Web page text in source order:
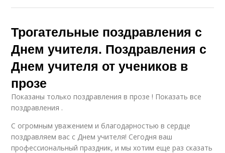
Трогательные поздравления с
Днем учителя. Поздравления с
Днем учителя от учеников в
прозе
Показаны только поздравления в прозе ! Показать все
поздравления .
С огромным уважением и благодарностью в сердце
поздравляем вас с Днем учителя! Сегодня ваш
профессиональный праздник, и мы хотим еще раз сказать